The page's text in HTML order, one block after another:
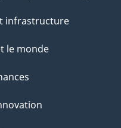
infrastructure
le monde